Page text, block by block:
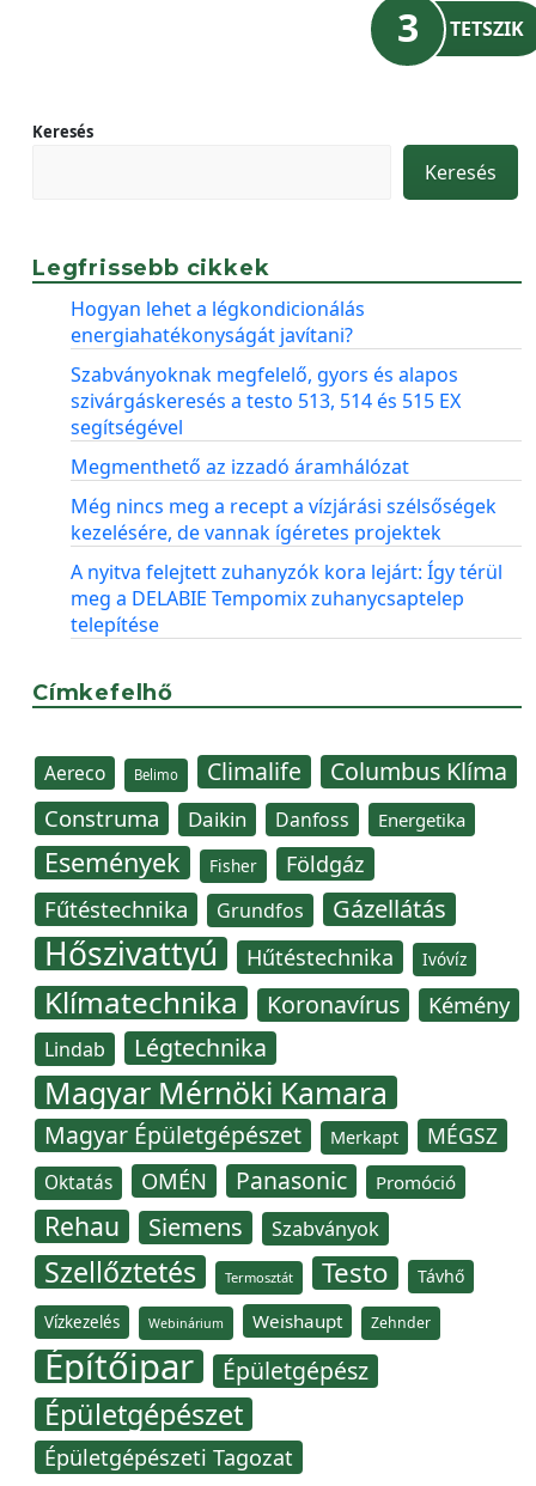
3 TETSZIK
Keresés
Keresés
Legfrissebb cikkek
Hogyan lehet a légkondicionálás
energiahatékonyságát javítani?
Szabványoknak megfelelő, gyors és alapos
szivárgáskeresés a testo 513, 514 és 515 EX
segítségével
Megmenthető az izzadó áramhálózat
Még nincs meg a recept a vízjárási szélsőségek
kezelésére, de vannak ígéretes projektek
A nyitva felejtett zuhanyzók kora lejárt: Így térül
meg a DELABIE Tempomix zuhanycsaptelep
telepítése
Címkefelhő
Aereco Belimo Climalife Columbus Klíma
Construma Daikin Danfoss Energetika
Események Fisher Földgáz
Fűtéstechnika Grundfos Gázellátás
Hőszivattyú Hűtéstechnika Ivóvíz
Klímatechnika Koronavírus Kémény
Lindab Légtechnika
Magyar Mérnöki Kamara
Magyar Épületgépészet Merkapt MÉGSZ
Oktatás OMÉN Panasonic Promóció
Rehau Siemens Szabványok
Szellőztetés Termosztát Testo Távhő
Vízkezelés Webinárium Weishaupt Zehnder
Építőipar Épületgépész
Épületgépészet
Épületgépészeti Tagozat